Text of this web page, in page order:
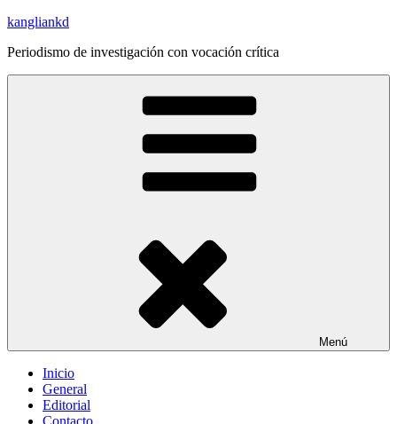
Saltar
contenido
kangliankd
Periodismo de investigación con vocación crítica
Menú
Inicio
General
Editorial
Contacto